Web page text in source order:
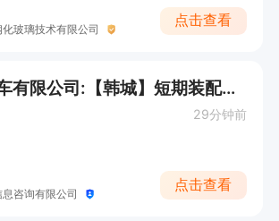
玻璃技术有限公司
点击查看
陕西重型汽车有限公司:【韩城】短期装配工+长白班+6000+
29分钟前
咨询有限公司
点击查看